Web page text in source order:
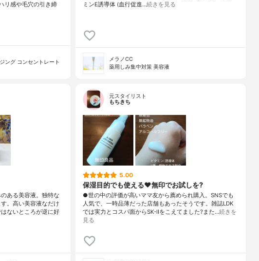
リ感や毛穴の引き締
ング コンセントレート
ミンE誘導体 (血行促進…続きを見る
メラノCC
薬用しみ集中対策 美容液
ある美容液。独特な
。高い美容液なだけ
ないところが逆に好
元スタイリスト
もちきち
5.00
保湿目的でも使える♥️無印でお試しを?
●世の中の評価が高いママ友から薦められ購入。SNSでも
人気で、一時品薄だった店舗もあったそうです。雑誌LDK
では実力とコスパ面からSK-IIをこえてました?また…続きを
見る